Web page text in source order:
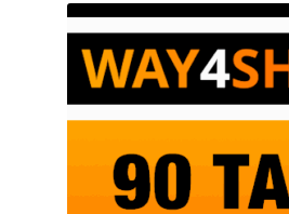
FileFox.cc
Filesmonster